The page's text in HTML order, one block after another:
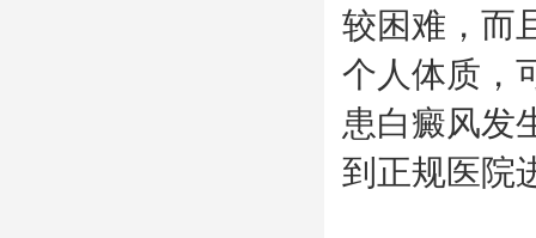
较困难，而
个人体质，
患白癜风发
到正规医院